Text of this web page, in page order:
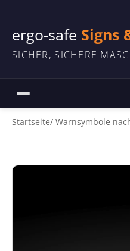
ergo-safe Signs
SICHER, SICHERE
Startseite Warnsymbole